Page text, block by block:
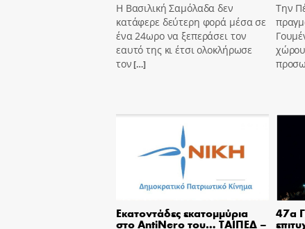
Η Βασιλική Σαμόλαδα δεν
κατάφερε δεύτερη φορά μέσα σε
ένα 24ωρο να ξεπεράσει τον
εαυτό της κι έτσι ολοκλήρωσε
τον[…]
Την
Εκατοντάδες εκατομμύρια
στο AntiNero του… ΤΑΙΠΕΔ –
47α